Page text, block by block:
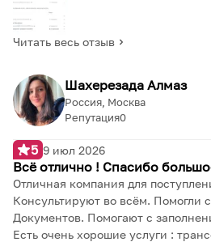
Читать весь отзыв
Шахерезада Алмаз
Репутация0
Россия, Москва
5 9 июл 2026
Всё отлично ! Спасибо
Отличная компания для
Консультируют во всём. Помогли
Документов. Помогают с
Есть очень хорошие услуги :